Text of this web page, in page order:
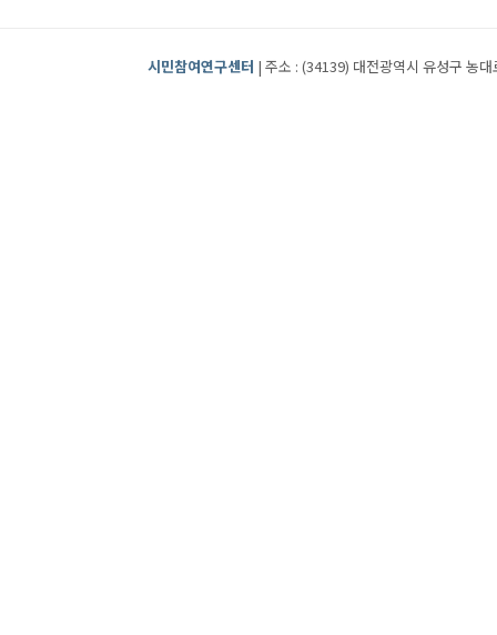
시민참여연구센터 | 주소 : (34139) 대전광역시 유성구 농